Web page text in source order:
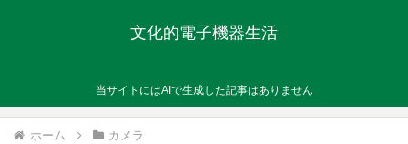
文化的電子機器生活
当サイトにはAIで生成した記事はありません
ホーム カメラ